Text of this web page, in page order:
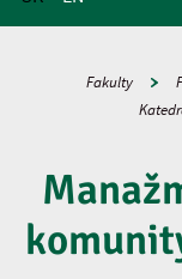
Fakulty